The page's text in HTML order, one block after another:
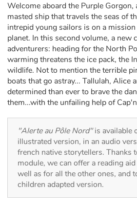
The animals
Travel, epic, investigation, adventure
Around the world
Learning
Arts, space, activities
Documentaries
With the family
Daily life and hobbies
Welcome aboard the Purple
masted ship that travels the seas of
intrepid young sailors is on a
planet. In this second volume, a new
adventurers: heading for the North
warming threatens the ice pack, the
wildlife. Not to mention the terrible
boats that go astray... Tallulah, Alice
determined than ever to brave the
them...with the unfailing help of
"Alerte au Pôle Nord"is available
illustrated version, in an audio
french native storytellers. Thanks
module, we can offer a reading
well as for all the other ones, and
children adapted version.